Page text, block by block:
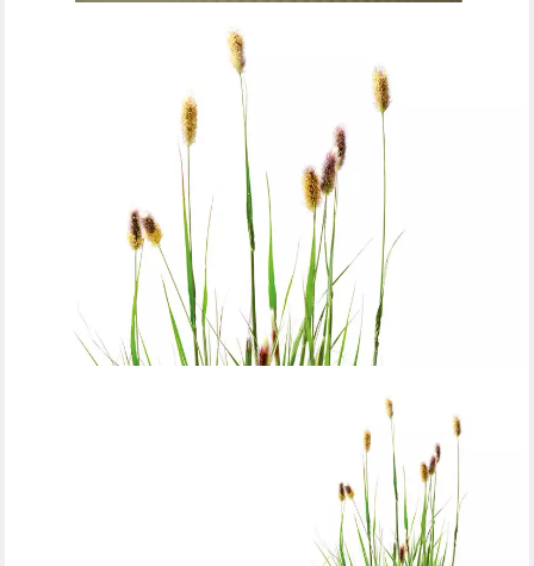
Übertopf 29/249 LINO+, Pflanzgefäß aus Kunststoff, ØxH: